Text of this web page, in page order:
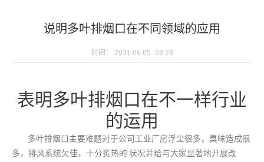
说明多叶排烟口在不同领域的应用
时间： 2021-06-05 09:28
表明多叶排烟口在不一样行业
的运用
多叶排烟口主要难题对于公司工业厂房浮尘很多，臭味造成很
多，排风系统欠佳，十分炙热的 状况并给与大家显著地开展改